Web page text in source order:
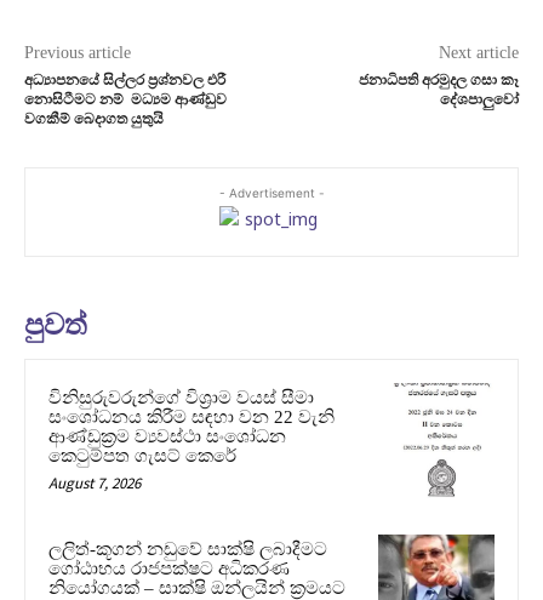
Previous article
අධ්‍යාපනයේ සිල්ලර ප්‍රශ්නවල එරී
නොසිටීමට නම් මධ්‍යම ආණ්ඩුව
වගකීම් බෙදාගත යුතුයි
Next article
ජනාධිපති අරමුදල ගසා කෑ
දේශපාලුවෝ
- Advertisement -
පුවත්
විනිසුරුවරුන්ගේ විශ්‍රාම වයස් සීමා
සංශෝධනය කිරීම සඳහා වන 22 වැනි
ආණ්ඩුක්‍රම ව්‍යවස්ථා සංශෝධන
කෙටුම්පත ගැසට් කෙරේ
August 7, 2026
ලලිත්-කූගන් නඩුවේ සාක්ෂි ලබාදීමට
ගෝඨාභය රාජපක්ෂට අධිකරණ
නියෝගයක් – සාක්ෂි ඔන්ලයින් ක්‍රමයට